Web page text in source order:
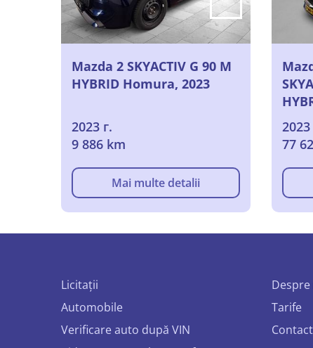
Mazda 2 SKYACTIV G 90 M
HYBRID Homura, 2023
2023 г.
9 886 km
Mai multe detalii
2023
2023
77
Licitații
Automobile
Verificare auto după VIN
Tarife